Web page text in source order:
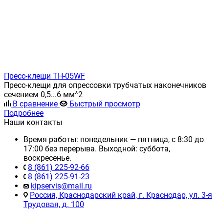
Пресс-клещи TH-05WF
Пресс-клещи для опрессовки трубчатых наконечников
сечением 0,5...6 мм^2
В сравнение
Быстрый просмотр
Подробнее
Наши контакты
Время работы: понедельник — пятница, с 8:30 до
17:00 без перерыва. Выходной: суббота,
воскресенье.
8 (861) 225-92-66
8 (861) 225-91-23
kipservis@mail.ru
Россия, Краснодарский край, г. Краснодар, ул. 3-я
Трудовая, д. 100